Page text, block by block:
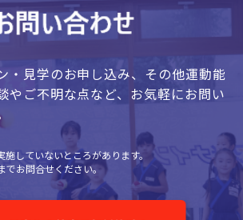
見学のお申し込み、 その他運動能
ご不明な点など、 お気軽にお問い
していないところがあります。
でお問合せください。